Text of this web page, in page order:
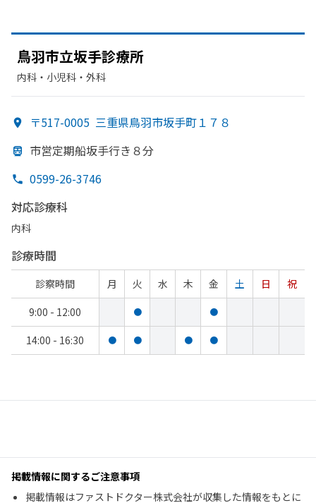
鳥羽市立坂手診療所
内科・​小児科・​外科
〒517-0005 三重県鳥羽市坂手町１７８
市営定期船坂手行き８分
0599-26-3746
対応診療科
内科
診療時間
診察時間 月 火 水 木 金 土 日
祝
9:00 - 12:00
● ●
14:00 - 16:30 ● ● ● ●
掲載情報に関するご注意事項
掲載情報はファストドクター株式会社が収集した情報をもとに